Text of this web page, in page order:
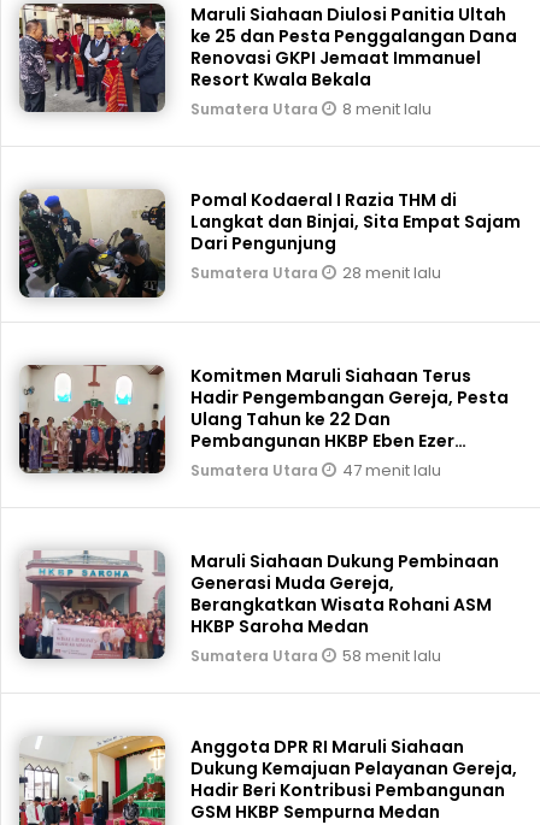
Maruli Siahaan Diulosi Panitia Ultah
ke 25 dan Pesta Penggalangan Dana
Renovasi GKPI Jemaat Immanuel
Resort Kwala Bekala
Sumatera Utara 8 menit lalu
Pomal Kodaeral I Razia THM di
Langkat dan Binjai, Sita Empat Sajam
Dari Pengunjung
Sumatera Utara 28 menit lalu
Komitmen Maruli Siahaan Terus
Hadir Pengembangan Gereja, Pesta
Ulang Tahun ke 22 Dan
Pembangunan HKBP Eben Ezer
Martoba Beri Bantuan
Sumatera Utara 47 menit lalu
Maruli Siahaan Dukung Pembinaan
Generasi Muda Gereja,
Berangkatkan Wisata Rohani ASM
HKBP Saroha Medan
Sumatera Utara 58 menit lalu
Anggota DPR RI Maruli Siahaan
Dukung Kemajuan Pelayanan Gereja,
Hadir Beri Kontribusi Pembangunan
GSM HKBP Sempurna Medan